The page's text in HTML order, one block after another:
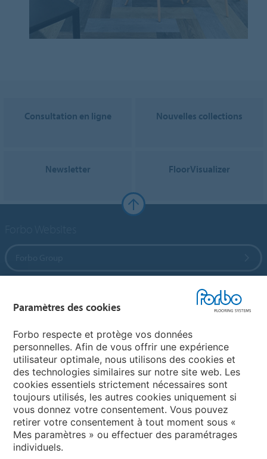
Consultation en ligne Nouvelles collections
Newsletter FloorVisualizer
Sélectionnez un pays
Sélectionnez votre pays
Paramètres des cookies
Forbo respecte et protège vos données
personnelles. Afin de vous offrir une expérience
utilisateur optimale, nous utilisons des cookies et
des technologies similaires sur notre site web. Les
cookies essentiels strictement nécessaires sont
toujours utilisés, les autres cookies uniquement si
vous donnez votre consentement. Vous pouvez
retirer votre consentement à tout moment sous «
Mes paramètres » ou effectuer des paramétrages
individuels.